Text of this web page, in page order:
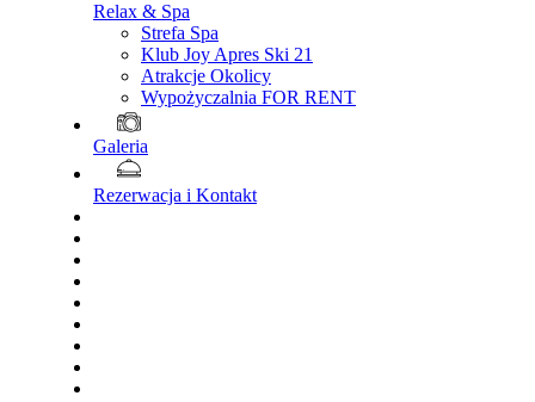
Relax & Spa
Strefa Spa
Klub Joy Apres Ski 21
Atrakcje Okolicy
Wypożyczalnia FOR RENT
Galeria
Rezerwacja i Kontakt